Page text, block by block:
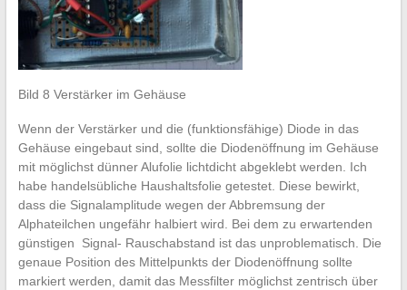
Bild 8 Verstärker im Gehäuse
Wenn der Verstärker und die (funktionsfähige) Diode in das
Gehäuse eingebaut sind, sollte die Diodenöffnung im Gehäuse
mit möglichst dünner Alufolie lichtdicht abgeklebt werden. Ich
habe handelsübliche Haushaltsfolie getestet. Diese bewirkt,
dass die Signalamplitude wegen der Abbremsung der
Alphateilchen ungefähr halbiert wird. Bei dem zu erwartenden
günstigen Signal- Rauschabstand ist das unproblematisch. Die
genaue Position des Mittelpunkts der Diodenöffnung sollte
markiert werden, damit das Messfilter möglichst zentrisch über